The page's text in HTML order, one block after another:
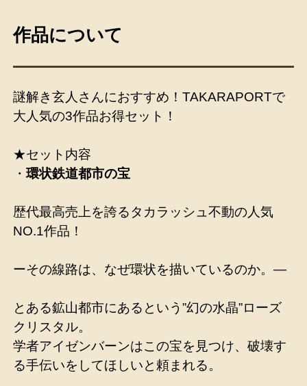
作品について
謎解き玄人さんにおすすめ！TAKARAPORTで
大人気の3作品お得セット！
★セット内容
・環状鉄道都市の宝
歴代最高売上を誇るタカラッシュ不動の人気
NO.1作品！
ーその線路は、なぜ環状を描いているのか。―
とある鉱山都市にあるという”幻の水晶”ローズ
クリスタル。
学者アイゼンバーンはこの宝を見つけ、破壊す
る手伝いをしてほしいと頼まれる。